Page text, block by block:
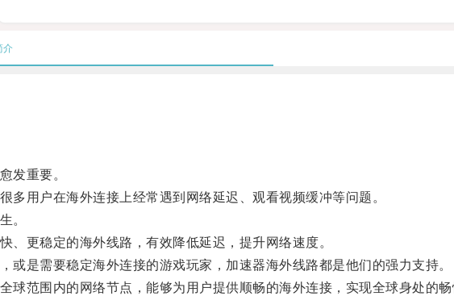
介
发重要。
用户在海外连接上经常遇到网络延迟、观看视频缓冲等问题。
。
更稳定的海外线路，有效降低延迟，提升网络速度。
是需要稳定海外连接的游戏玩家，加速器海外线路都是他们的强力支持。
范围内的网络节点，能够为用户提供顺畅的海外连接，实现全球身处的畅